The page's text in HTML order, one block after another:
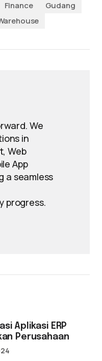
Finance
Gudang
We
in
Web
App
a seamless
progress.
Aplikasi ERP
Perusahaan